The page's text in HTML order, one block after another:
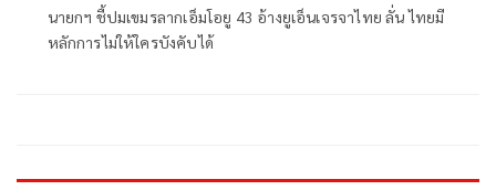
นายกฯ ชี้ปมเขมรลากเอ็มโอยู 43 อ้างยูเอ็นเจรจาไทย ลั่น ไทยมี
หลักการไม่ให้ใครบังคับได้